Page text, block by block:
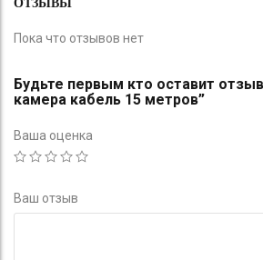
ОТЗЫВЫ
Пока что отзывов нет
Будьте первым кто оставит
камера кабель 15 метров”
Ваша оценка
Ваш отзыв